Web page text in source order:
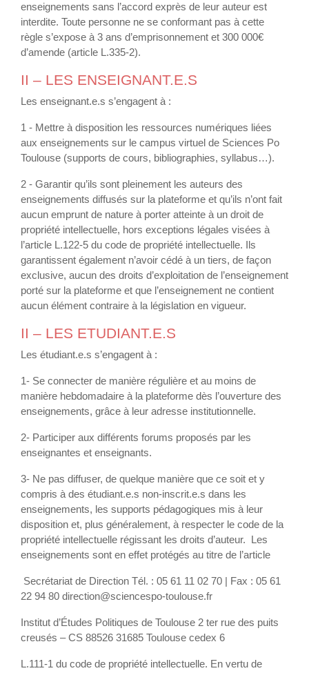
enseignements sans l’accord exprès de leur auteur est
interdite. Toute personne ne se conformant pas à cette
règle s’expose à 3 ans d’emprisonnement et 300 000€
d’amende (article L.335-2).
II – LES ENSEIGNANT.E.S
Les enseignant.e.s s’engagent à :
1 - Mettre à disposition les ressources numériques liées
aux enseignements sur le campus virtuel de Sciences Po
Toulouse (supports de cours, bibliographies, syllabus…).
2 - Garantir qu’ils sont pleinement les auteurs des
enseignements diffusés sur la plateforme et qu’ils n’ont fait
aucun emprunt de nature à porter atteinte à un droit de
propriété intellectuelle, hors exceptions légales visées à
l’article L.122-5 du code de propriété intellectuelle. Ils
garantissent également n’avoir cédé à un tiers, de façon
exclusive, aucun des droits d’exploitation de l’enseignement
porté sur la plateforme et que l’enseignement ne contient
aucun élément contraire à la législation en vigueur.
II – LES ETUDIANT.E.S
Les étudiant.e.s s’engagent à :
1- Se connecter de manière régulière et au moins de
manière hebdomadaire à la plateforme dès l’ouverture des
enseignements, grâce à leur adresse institutionnelle.
2- Participer aux différents forums proposés par les
enseignantes et enseignants.
3- Ne pas diffuser, de quelque manière que ce soit et y
compris à des étudiant.e.s non-inscrit.e.s dans les
enseignements, les supports pédagogiques mis à leur
disposition et, plus généralement, à respecter le code de la
propriété intellectuelle régissant les droits d’auteur. Les
enseignements sont en effet protégés au titre de l’article
Secrétariat de Direction Tél. : 05 61 11 02 70 | Fax : 05 61
22 94 80 direction@sciencespo-toulouse.fr
Institut d’Études Politiques de Toulouse 2 ter rue des puits
creusés – CS 88526 31685 Toulouse cedex 6
L.111-1 du code de propriété intellectuelle. En vertu de